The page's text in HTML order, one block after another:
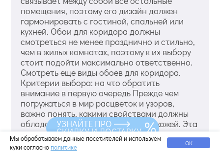
помещения, поэтому его дизайн должен
гармонировать с гостиной, спальней или
кухней. Обои для коридора должны
смотреться не менее празднично и стильно,
чем в жилых комнатах, поэтому к их выбору
стоит подойти максимально ответственно.
Смотреть еще виды обоев для коридора.
Критерии выбора: на что обратить
внимание в первую очередь Прежде чем
погружаться в мир расцветок и узоров,
важно понять, какими свойствами должны
обладать идеальные обои для прихожей. Эта
зона подвергается серьезным нагрузкам:
здесь трется одежда, с обуви летят брызги
Мы обрабатываем данные посетителей и используем
куки согласно политике ОК
УЗНАЙТЕ ПРО
СКИДКУ И ДОСТАВКУ